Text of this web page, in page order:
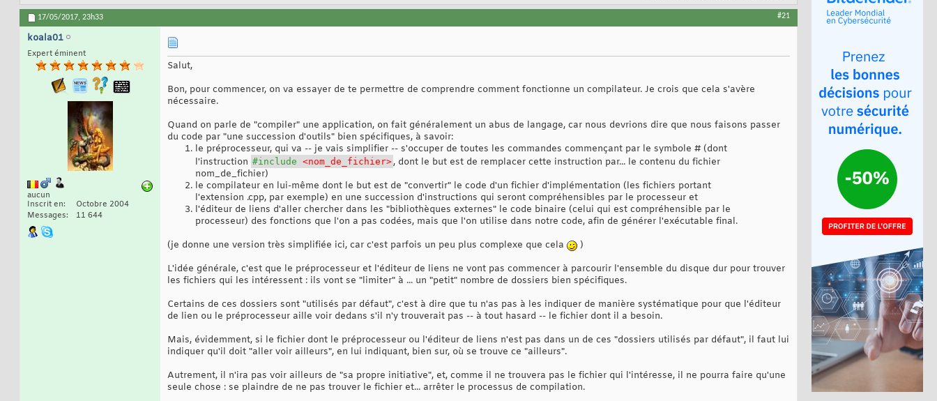
17/05/2017, 23h33 #21
koala01
Expert éminent
aucun
Inscrit en
Octobre 2004
Messages
11 644
Salut,
Bon, pour commencer, on va essayer de te permettre de comprendre comment fonctionne un compilateur. Je crois que cela s'avère
nécessaire.
Quand on parle de "compiler" une application, on fait généralement un abus de langage, car nous devrions dire que nous faisons passer
du code par "une succession d'outils" bien spécifiques, à savoir:
le préprocesseur, qui va -- je vais simplifier -- s'occuper de toutes les commandes commençant par le symbole # (dont
l'instruction #include <nom_de_fichier>, dont le but est de remplacer cette instruction par... le contenu du fichier
nom_de_fichier)
le compilateur en lui-même dont le but est de "convertir" le code d'un fichier d'implémentation (les fichiers portant
l'extension .cpp, par exemple) en une succession d'instructions qui seront compréhensibles par le processeur et
l'éditeur de liens d'aller chercher dans les "bibliothèques externes" le code binaire (celui qui est compréhensible par le
processeur) des fonctions que l'on a pas codées, mais que l'on utilise dans notre code, afin de générer l'exécutable final.
(je donne une version très simplifiée ici, car c'est parfois un peu plus complexe que cela
)
L'idée générale, c'est que le préprocesseur et l'éditeur de liens ne vont pas commencer à parcourir l'ensemble du disque dur pour trouver
les fichiers qui les intéressent : ils vont se "limiter" à ... un "petit" nombre de dossiers bien spécifiques.
Certains de ces dossiers sont "utilisés par défaut", c'est à dire que tu n'as pas à les indiquer de manière systématique pour que l'éditeur
de lien ou le préprocesseur aille voir dedans s'il n'y trouverait pas -- à tout hasard -- le fichier dont il a besoin.
Mais, évidemment, si le fichier dont le préprocesseur ou l'éditeur de liens n'est pas dans un de ces "dossiers utilisés par défaut", il faut lui
indiquer qu'il doit "aller voir ailleurs", en lui indiquant, bien sur, où se trouve ce "ailleurs".
Autrement, il n'ira pas voir ailleurs de "sa propre initiative", et, comme il ne trouvera pas le fichier qui l'intéresse, il ne pourra faire qu'une
seule chose : se plaindre de ne pas trouver le fichier et... arrêter le processus de compilation.